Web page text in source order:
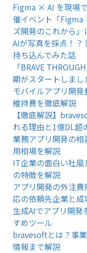
Figma × AI を現場
催イベント「Figma
ズ開発のこれから」
AIが写真を採点！？
持ち込んでみた話
「BRAVE
期がスタートしまし
モバイルアプリ開
維持費を徹底解説
【徹底解説】
れる理由と1億DL超
業務アプリ開発の
用相場を解説
IT企業の面白い社
の特徴を解説
アプリ開発の外注
応の依頼先企業と
生成AIでアプリ開
すめツール
bravesoftとは？事
情報まで解説